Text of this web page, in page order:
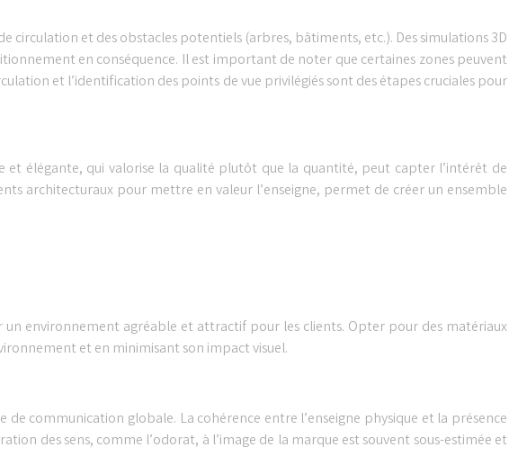
circulation et des obstacles potentiels (arbres, bâtiments, etc.). Des simulations 3D
en conséquence. Il est important de noter que certaines zones peuvent
et l’identification des points de vue privilégiés sont des étapes cruciales pour
et élégante, qui valorise la qualité plutôt que la quantité, peut capter l’intérêt de
architecturaux pour mettre en valeur l’enseigne, permet de créer un ensemble
environnement agréable et attractif pour les clients. Opter pour des matériaux
et en minimisant son impact visuel.
communication globale. La cohérence entre l’enseigne physique et la présence
des sens, comme l’odorat, à l’image de la marque est souvent sous-estimée et